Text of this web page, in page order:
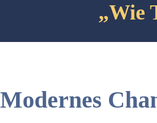
„Wie
Modernes